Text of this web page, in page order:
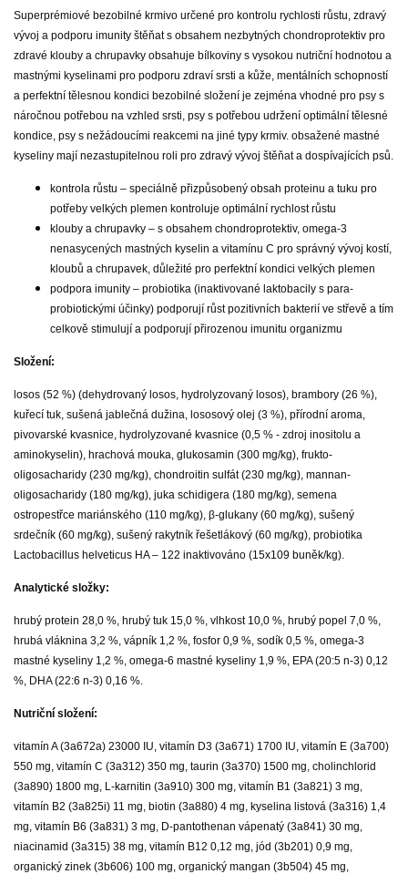
Superprémiové bezobilné krmivo určené pro kontrolu rychlosti růstu, zdravý
vývoj a podporu imunity štěňat s obsahem nezbytných chondroprotektiv pro
zdravé klouby a chrupavky obsahuje bílkoviny s vysokou nutriční hodnotou a
mastnými kyselinami pro podporu zdraví srsti a kůže, mentálních schopností
a perfektní tělesnou kondici bezobilné složení je zejména vhodné pro psy s
náročnou potřebou na vzhled srsti, psy s potřebou udržení optimální tělesné
kondice, psy s nežádoucími reakcemi na jiné typy krmiv. obsažené mastné
kyseliny mají nezastupitelnou roli pro zdravý vývoj štěňat a dospívajících psů.
kontrola růstu – speciálně přizpůsobený obsah proteinu a tuku pro
potřeby velkých plemen kontroluje optimální rychlost růstu
klouby a chrupavky – s obsahem chondroprotektiv, omega-3
nenasycených mastných kyselin a vitamínu C pro správný vývoj kostí,
kloubů a chrupavek, důležité pro perfektní kondici velkých plemen
podpora imunity – probiotika (inaktivované laktobacily s para-
probiotickými účinky) podporují růst pozitivních bakterií ve střevě a tím
celkově stimulují a podporují přirozenou imunitu organizmu
Složení:
losos (52 %) (dehydrovaný losos, hydrolyzovaný losos), brambory (26 %),
kuřecí tuk, sušená jablečná dužina, lososový olej (3 %), přírodní aroma,
pivovarské kvasnice, hydrolyzované kvasnice (0,5 % - zdroj inositolu a
aminokyselin), hrachová mouka, glukosamin (300 mg/kg), frukto-
oligosacharidy (230 mg/kg), chondroitin sulfát (230 mg/kg), mannan-
oligosacharidy (180 mg/kg), juka schidigera (180 mg/kg), semena
ostropestřce mariánského (110 mg/kg), β-glukany (60 mg/kg), sušený
srdečník (60 mg/kg), sušený rakytník řešetlákový (60 mg/kg), probiotika
Lactobacillus helveticus HA – 122 inaktivováno (15x109 buněk/kg).
Analytické složky:
hrubý protein 28,0 %, hrubý tuk 15,0 %, vlhkost 10,0 %, hrubý popel 7,0 %,
hrubá vláknina 3,2 %, vápník 1,2 %, fosfor 0,9 %, sodík 0,5 %, omega-3
mastné kyseliny 1,2 %, omega-6 mastné kyseliny 1,9 %, EPA (20:5 n-3) 0,12
%, DHA (22:6 n-3) 0,16 %.
Nutriční složení:
vitamín A (3a672a) 23000 IU, vitamín D3 (3a671) 1700 IU, vitamín E (3a700)
550 mg, vitamín C (3a312) 350 mg, taurin (3a370) 1500 mg, cholinchlorid
(3a890) 1800 mg, L-karnitin (3a910) 300 mg, vitamín B1 (3a821) 3 mg,
vitamín B2 (3a825i) 11 mg, biotin (3a880) 4 mg, kyselina listová (3a316) 1,4
mg, vitamín B6 (3a831) 3 mg, D-pantothenan vápenatý (3a841) 30 mg,
niacinamid (3a315) 38 mg, vitamín B12 0,12 mg, jód (3b201) 0,9 mg,
organický zinek (3b606) 100 mg, organický mangan (3b504) 45 mg,